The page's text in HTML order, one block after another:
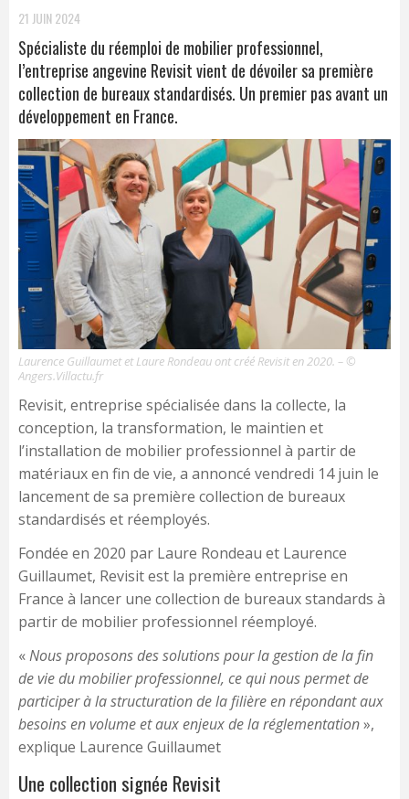
21 JUIN 2024
Spécialiste du réemploi de mobilier professionnel,
l’entreprise angevine Revisit vient de dévoiler sa première
collection de bureaux standardisés. Un premier pas avant un
développement en France.
Laurence Guillaumet et Laure Rondeau ont créé Revisit en 2020. – ©
Angers.Villactu.fr
Revisit, entreprise spécialisée dans la collecte, la
conception, la transformation, le maintien et
l’installation de mobilier professionnel à partir de
matériaux en fin de vie, a annoncé vendredi 14 juin le
lancement de sa première collection de bureaux
standardisés et réemployés.
Fondée en 2020 par Laure Rondeau et Laurence
Guillaumet, Revisit est la première entreprise en
France à lancer une collection de bureaux standards à
partir de mobilier professionnel réemployé.
«Nous proposons des solutions pour la gestion de la fin
de vie du mobilier professionnel, ce qui nous permet de
participer à la structuration de la filière en répondant aux
besoins en volume et aux enjeux de la réglementation»,
explique Laurence Guillaumet
Une collection signée Revisit